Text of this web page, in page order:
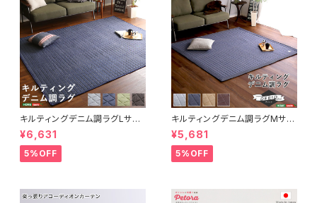
キルティングデニム調ラグLサイ
ズ(190x240cm)オールシーズ
ン、滑り止め付き、手洗い対応【D
erid-デリッド-】 DRG-L
¥6,631
5%OFF
キルティングデニム調ラグMサイ
ズ(185x185cm)オールシーズ
ン、滑り止め付き、手洗い対応【D
erid-デリッド-】 DRG-M
¥5,681
5%OFF